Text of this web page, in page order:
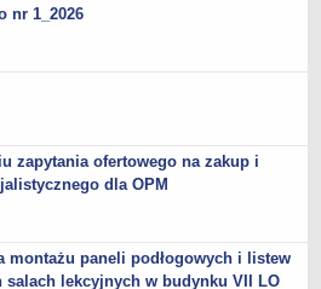
nr 1_2026
zapytania ofertowego na zakup i
dla OPM
montażu paneli podłogowych i listew
salach lekcyjnych w budynku VII LO